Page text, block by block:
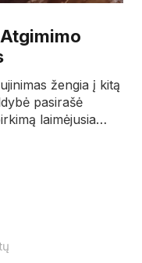
žengia į kitą
pasirašė
laimėjusia…